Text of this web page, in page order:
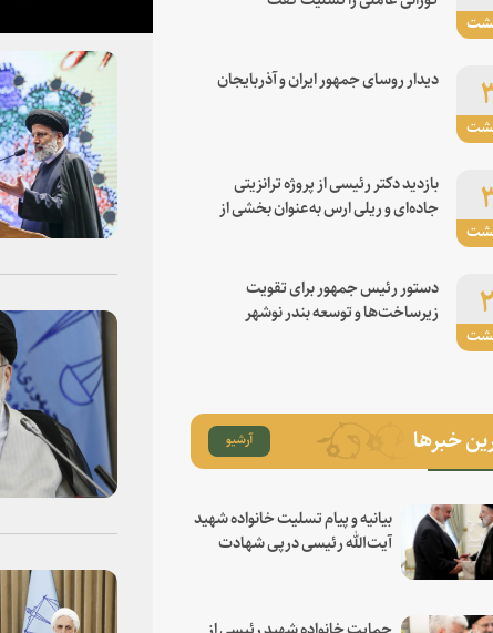
دیدار روسای جمهور ایران و آذربایجان
بازدید دکتر رئیسی از پروژه ترانزیتی
جاده‌ای و ریلی ارس به‌عنوان بخشی از
دستور رئیس جمهور برای تقویت
زیرساخت‌ها و توسعه بندر نوشهر
خبرها آرشیو
بیانیه و پیام تسلیت خانواده شهید
آیت‌الله رئیسی درپی شهادت
حمایت خانواده شهید رئیسی از